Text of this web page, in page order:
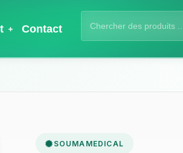
Contact
SOUMAMEDICAL